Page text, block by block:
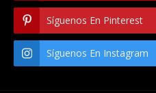
Síguenos En Pinterest
Síguenos En Instagram